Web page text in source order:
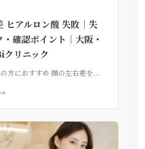
ヒアルロン酸 失敗｜失
確認ポイント｜大阪・
リニック
方におすすめ 顔の左右差を...